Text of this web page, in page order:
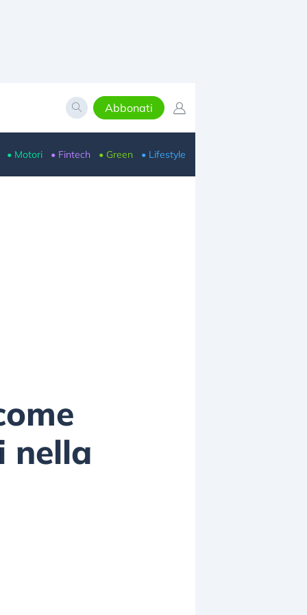
Abbonati
• Motori • Fintech • Green • Lifestyle
nella